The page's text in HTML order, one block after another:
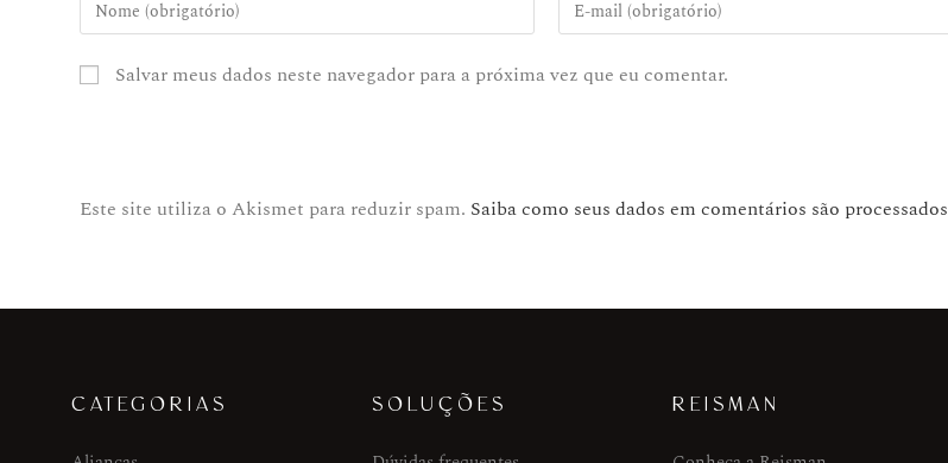
Salvar meus dados neste navegador para a próxima vez que eu comentar.
Este site utiliza o Akismet para reduzir spam. Saiba como seus dados em comentários são processados
CATEGORIAS SOLUÇÕES REISMAN